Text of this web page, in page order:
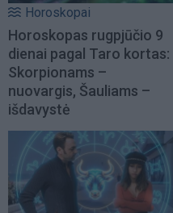
Horoskopai
Horoskopas rugpjūčio 9
dienai pagal Taro kortas:
Skorpionams –
nuovargis, Šauliams –
išdavystė